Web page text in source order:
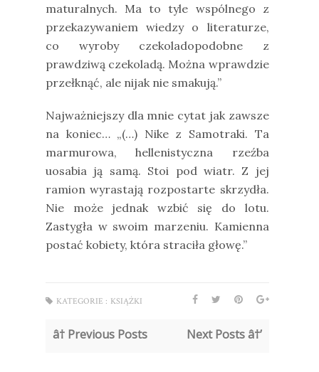
maturalnych. Ma to tyle wspólnego z
przekazywaniem wiedzy o literaturze,
co wyroby czekoladopodobne z
prawdziwą czekoladą. Można wprawdzie
przełknąć, ale nijak nie smakują.”
Najważniejszy dla mnie cytat jak zawsze
na koniec… „(…) Nike z Samotraki. Ta
marmurowa, hellenistyczna rzeźba
uosabia ją samą. Stoi pod wiatr. Z jej
ramion wyrastają rozpostarte skrzydła.
Nie może jednak wzbić się do lotu.
Zastygła w swoim marzeniu. Kamienna
postać kobiety, która straciła głowę.”
KATEGORIE : KSIĄŻKI
â† Previous Posts Next Posts â†’